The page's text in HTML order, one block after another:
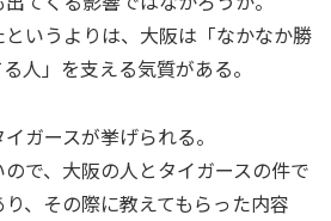
いうよりは、大阪は「なかなか勝
人」を支える気質がある。
ガースが挙げられる。
で、大阪の人とタイガースの件で
、その際に教えてもらった内容